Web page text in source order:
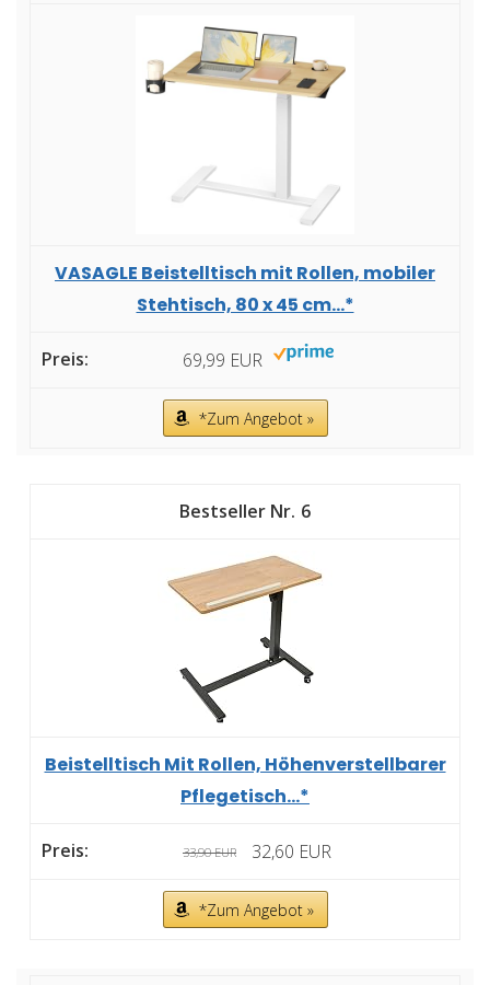
VASAGLE Beistelltisch mit Rollen, mobiler
Stehtisch, 80 x 45 cm...*
69,99 EUR
*Zum Angebot »
6
Beistelltisch Mit Rollen, Höhenverstellbarer
Pflegetisch...*
33,90 EUR 32,60 EUR
*Zum Angebot »